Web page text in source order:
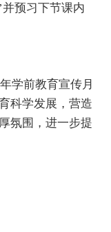
预习下节课内
学前教育宣传月
科学发展，营造
氛围，进一步提